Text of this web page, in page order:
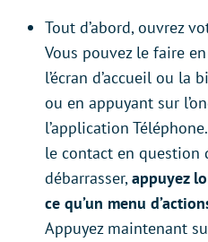
Tout d’abord, ouvrez
Vous pouvez le faire
l’écran d’accueil ou la
ou en appuyant sur
l’application
le contact en question
débarrasser,appuyez
ce qu’un menu
Appuyez maintenant